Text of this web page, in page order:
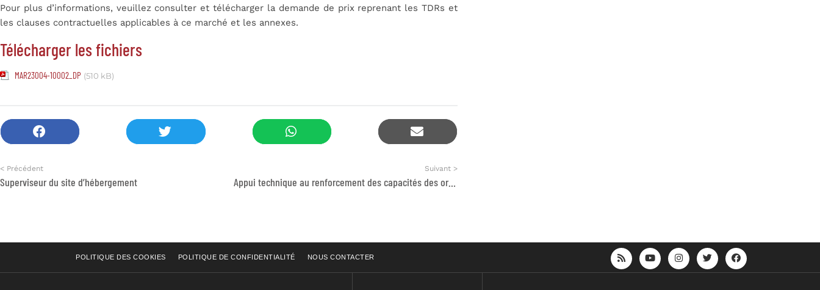
Pour plus d’informations, veuillez consulter et télécharger la demande de prix reprenant les TDRs et
les clauses contractuelles applicables à ce marché et les annexes.
Télécharger les fichiers
MAR23004-10002_DP (510 kB)
< Précédent
Superviseur du site d’hébergement
Suivant >
Appui technique au renforcement des capacités des organisations de la société civile
POLITIQUE DES COOKIES POLITIQUE DE CONFIDENTIALITÉ NOUS CONTACTER